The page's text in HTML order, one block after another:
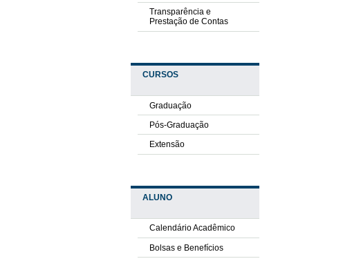
Transparência e
Prestação de Contas
CURSOS
Graduação
Pós-Graduação
Extensão
ALUNO
Calendário Acadêmico
Bolsas e Benefícios